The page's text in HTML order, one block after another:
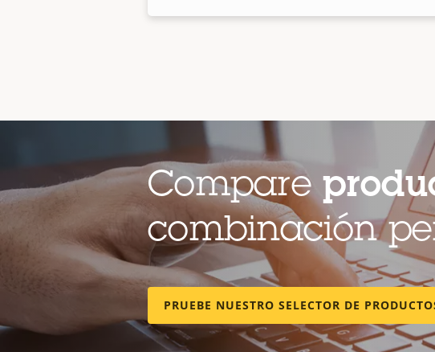
Compare
combinación
PRUEBE NUESTRO SELECTOR DE